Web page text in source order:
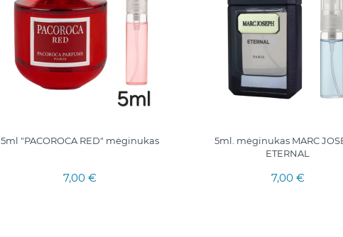
5ml "PACOROCA RED" mėginukas
7,00 €
5ml. mėginukas MARC
ETERNAL
7,00 €